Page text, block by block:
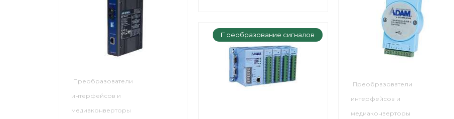
Преобразователи
интерфейсов и
медиаконверторы
Преобразователи
интерфейсов и
медиаконверторы
Преобразование сигналов